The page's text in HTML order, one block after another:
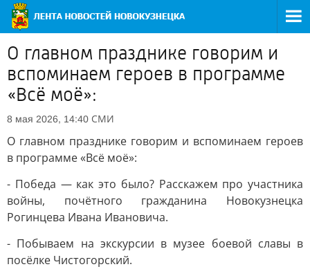
О главном празднике говорим и
вспоминаем героев в программе
«Всё моё»:
8 мая 2026, 14:40 СМИ
О главном празднике говорим и вспоминаем героев
в программе «Всё моё»:
- Победа — как это было? Расскажем про участника
войны, почётного гражданина Новокузнецка
Рогинцева Ивана Ивановича.
- Побываем на экскурсии в музее боевой славы в
посёлке Чистогорский.